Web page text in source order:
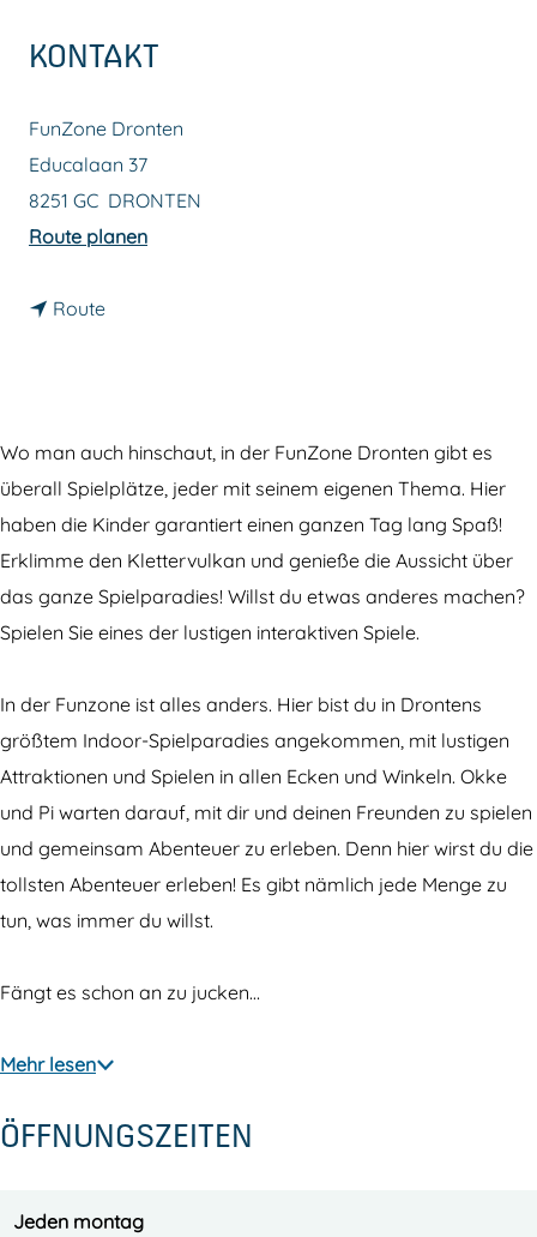
KONTAKT
FunZone Dronten
Educalaan 37
8251 GC DRONTEN
Route planenb
Z
o
n
e
D
r
n
t
e
n
Routeb
u
n
Z
o
n
e
r
o
n
t
e
n
Wo man auch hinschaut, in der FunZone Dronten gibt es
überall Spielplätze, jeder mit seinem eigenen Thema. Hier
haben die Kinder garantiert einen ganzen Tag lang Spaß!
Erklimme den Klettervulkan und genieße die Aussicht über
das ganze Spielparadies! Willst du etwas anderes machen?
Spielen Sie eines der lustigen interaktiven Spiele.
In der Funzone ist alles anders. Hier bist du in Drontens
größtem Indoor-Spielparadies angekommen, mit lustigen
Attraktionen und Spielen in allen Ecken und Winkeln. Okke
und Pi warten darauf, mit dir und deinen Freunden zu spielen
und gemeinsam Abenteuer zu erleben. Denn hier wirst du die
tollsten Abenteuer erleben! Es gibt nämlich jede Menge zu
tun, was immer du willst.
Fängt es schon an zu jucken…
Mehr lesen
ÖFFNUNGSZEITEN
Jeden montag